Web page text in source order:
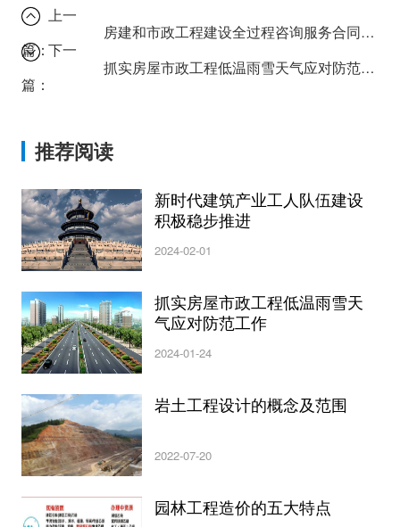
上一
篇：
房建和市政工程建设全过程咨询服务合同范本出炉
下一
篇：
抓实房屋市政工程低温雨雪天气应对防范工作
推荐阅读
新时代建筑产业工人队伍建设
积极稳步推进
2024-02-01
抓实房屋市政工程低温雨雪天
气应对防范工作
2024-01-24
岩土工程设计的概念及范围
2022-07-20
园林工程造价的五大特点